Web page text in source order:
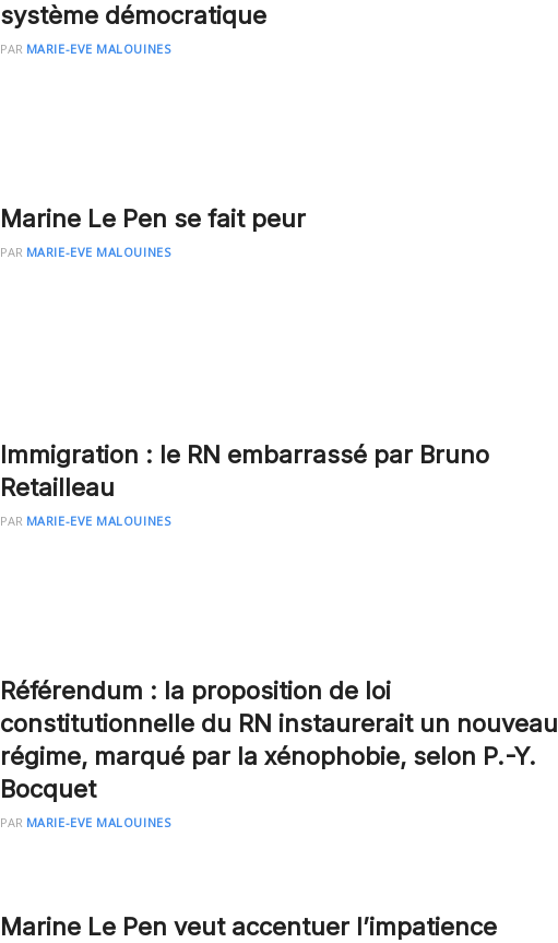
système démocratique
PAR MARIE-EVE MALOUINES
Marine Le Pen se fait peur
PAR MARIE-EVE MALOUINES
Immigration : le RN embarrassé par Bruno
Retailleau
PAR MARIE-EVE MALOUINES
Référendum : la proposition de loi
constitutionnelle du RN instaurerait un nouveau
régime, marqué par la xénophobie, selon P.-Y.
Bocquet
PAR MARIE-EVE MALOUINES
Marine Le Pen veut accentuer l’impatience